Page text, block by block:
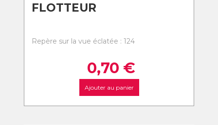
FLOTTEUR
Repère sur la vue éclatée : 124
0,70 €
Ajouter au panier